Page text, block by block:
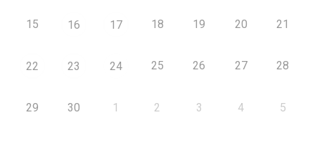
15 16 17 18 19 20 21
22 23 24 25 26 27 28
29 30 1 2 3 4 5